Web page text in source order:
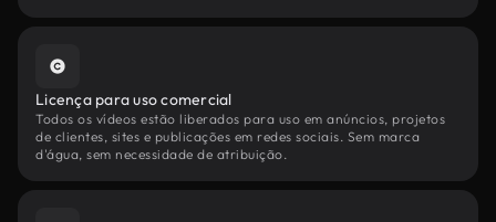
Licença para uso comercial
Todos os vídeos estão liberados para uso em anúncios, projetos
de clientes, sites e publicações em redes sociais. Sem marca
d'água, sem necessidade de atribuição.